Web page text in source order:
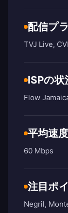
配信プ
TVJ Live,
ISPの状
Flow
平均速度
60 Mbps
注目ポ
Negril,